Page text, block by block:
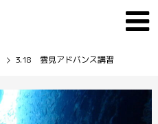
3.18 雲見アドバンス講習